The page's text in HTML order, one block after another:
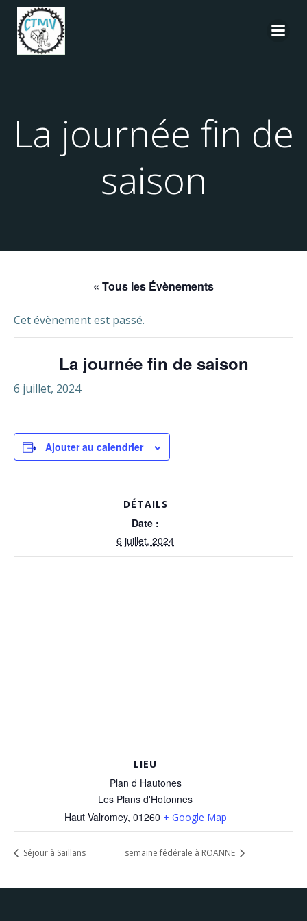
La journée fin de
saison
« Tous les Évènements
Cet évènement est passé.
La journée fin de saison
6 juillet, 2024
Ajouter au calendrier
DÉTAILS
Date :
6 juillet, 2024
LIEU
Plan d Hautones
Les Plans d'Hotonnes
Haut Valromey, 01260 + Google Map
Séjour à Saillans semaine fédérale à ROANNE